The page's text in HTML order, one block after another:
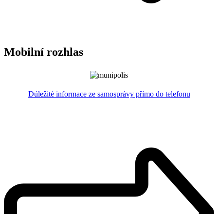
Mobilní rozhlas
Dúležité informace ze samosprávy přímo do telefonu